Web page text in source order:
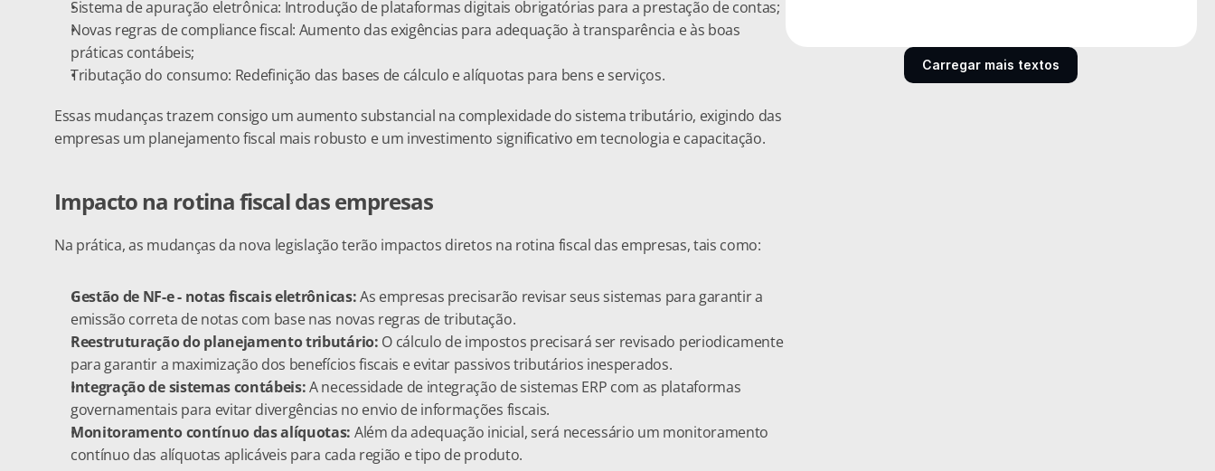
Sistema de apuração eletrônica: Introdução de plataformas digitais obrigatórias para a prestação de contas;
Novas regras de compliance fiscal: Aumento das exigências para adequação à transparência e às boas
práticas contábeis;
Tributação do consumo: Redefinição das bases de cálculo e alíquotas para bens e serviços.
Essas mudanças trazem consigo um aumento substancial na complexidade do sistema tributário, exigindo das
empresas um planejamento fiscal mais robusto e um investimento significativo em tecnologia e capacitação.
Impacto na rotina fiscal das empresas
Na prática, as mudanças da nova legislação terão impactos diretos na rotina fiscal das empresas, tais como:
Gestão de NF-e - notas fiscais eletrônicas: As empresas precisarão revisar seus sistemas para garantir a
emissão correta de notas com base nas novas regras de tributação.
Reestruturação do planejamento tributário: O cálculo de impostos precisará ser revisado periodicamente
para garantir a maximização dos benefícios fiscais e evitar passivos tributários inesperados.
Integração de sistemas contábeis: A necessidade de integração de sistemas ERP com as plataformas
governamentais para evitar divergências no envio de informações fiscais.
Monitoramento contínuo das alíquotas: Além da adequação inicial, será necessário um monitoramento
contínuo das alíquotas aplicáveis para cada região e tipo de produto.
Carregar mais textos